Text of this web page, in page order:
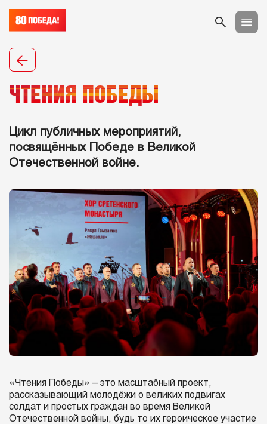
ЧТЕНИЯ ПОБЕДЫ
Цикл публичных мероприятий,
посвящённых Победе в Великой
Отечественной войне.
«Чтения Победы» – это масштабный проект,
рассказывающий молодёжи о великих подвигах
солдат и простых граждан во время Великой
Отечественной войны, будь то их героическое участие